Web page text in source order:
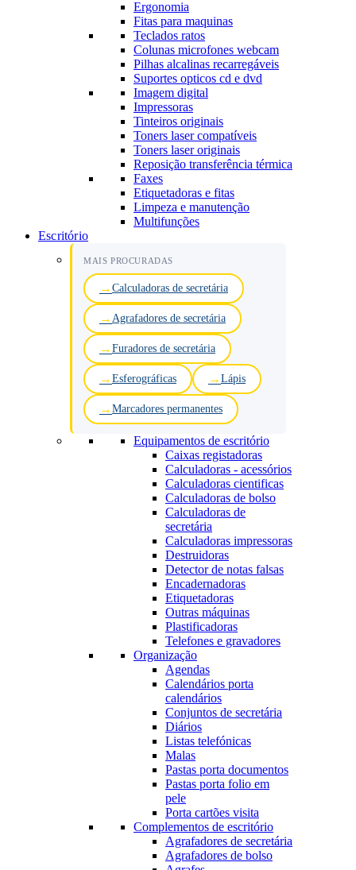
Ergonomia
Fitas para maquinas
Teclados ratos
Colunas microfones webcam
Pilhas alcalinas recarregáveis
Suportes opticos cd e dvd
Imagem digital
Impressoras
Tinteiros originais
Toners laser compatíveis
Toners laser originais
Reposição transferência térmica
Faxes
Etiquetadoras e fitas
Limpeza e manutenção
Multifunções
Escritório
MAIS PROCURADAS
Calculadoras de secretária
Agrafadores de secretária
Furadores de secretária
Esferográficas Lápis
Marcadores permanentes
Equipamentos de escritório
Caixas registadoras
Calculadoras - acessórios
Calculadoras cientificas
Calculadoras de bolso
Calculadoras de
secretária
Calculadoras impressoras
Destruidoras
Detector de notas falsas
Encadernadoras
Etiquetadoras
Outras máquinas
Plastificadoras
Telefones e gravadores
Organização
Agendas
Calendários porta
calendários
Conjuntos de secretária
Diários
Listas telefónicas
Malas
Pastas porta documentos
Pastas porta folio em
pele
Porta cartões visita
Complementos de escritório
Agrafadores de secretária
Agrafadores de bolso